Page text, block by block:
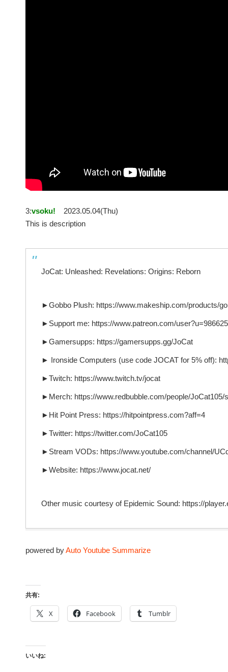
3:vsoku!
2023.05.04(Thu)
This is description
JoCat: Unleashed: Revelations: Origins: Reborn
►Gobbo Plush: https://www.makeship.com/products/
►Support me: https://www.patreon.com/
►Gamersupps: https://gamersupps.gg/JoCat
► Ironside Computers (use code JOCAT for 5% off):
►Twitch: https://www.twitch.tv/jocat
►Merch: https://www.redbubble.com/people/JoCat105/
►Hit Point Press: https://hitpointpress.com?aff=4
►Twitter: https://twitter.com/JoCat105
►Stream VODs: https://www.youtube.com/channel/
►Website: https://www.jocat.net/
Other music courtesy of Epidemic Sound: https://
powered byAuto Youtube Summarize
共有:
X Facebook Tumblr
いいね: